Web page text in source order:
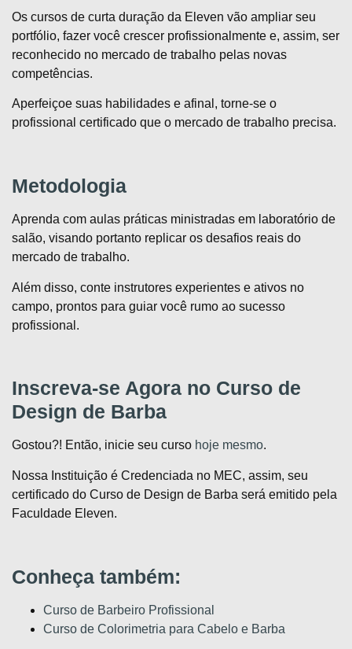
Os cursos de curta duração da Eleven vão ampliar seu
portfólio, fazer você crescer profissionalmente e, assim, ser
reconhecido no mercado de trabalho pelas novas
competências.
Aperfeiçoe suas habilidades e afinal, torne-se o
profissional certificado que o mercado de trabalho precisa.
Metodologia
Aprenda com aulas práticas ministradas em laboratório de
salão, visando portanto replicar os desafios reais do
mercado de trabalho.
Além disso, conte instrutores experientes e ativos no
campo, prontos para guiar você rumo ao sucesso
profissional.
Inscreva-se Agora no Curso de
Design de Barba
Gostou?! Então, inicie seu curso hoje mesmo.
Nossa Instituição é Credenciada no MEC, assim, seu
certificado do Curso de Design de Barba será emitido pela
Faculdade Eleven.
Conheça também:
Curso de Barbeiro Profissional
Curso de Colorimetria para Cabelo e Barba